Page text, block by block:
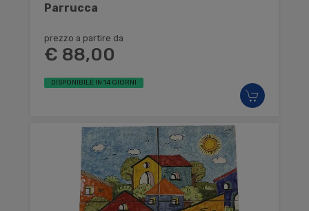
Parrucca
prezzo a partire da
€ 88,00
DISPONIBILE IN 14 GIORNI